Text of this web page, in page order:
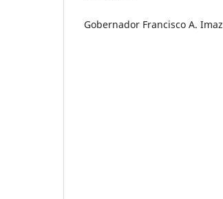
Gobernador Francisco A. Imaz